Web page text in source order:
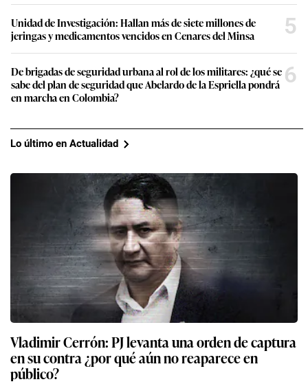
Unidad de Investigación: Hallan más de siete millones de
jeringas y medicamentos vencidos en Cenares del Minsa
5
De brigadas de seguridad urbana al rol de los militares: ¿qué se
sabe del plan de seguridad que Abelardo de la Espriella pondrá
en marcha en Colombia?
6
Lo último en Actualidad
Vladimir Cerrón: PJ levanta una orden de captura
en su contra ¿por qué aún no reaparece en
público?